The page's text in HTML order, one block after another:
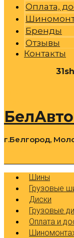
Оплата,
Бренды
Отзывы
Контакты
г.Белгород,
Шины
Грузовые
Диски
Грузовые
Оплата и